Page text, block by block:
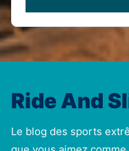
Ride And
Le blog des sports